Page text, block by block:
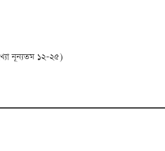
নূন্যতম ১২-২৫)